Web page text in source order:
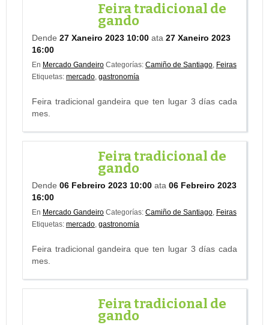
Feira tradicional de
gando
Dende 27 Xaneiro 2023 10:00 ata 27 Xaneiro 2023
16:00
En Mercado Gandeiro Categorías: Camiño de Santiago, Feiras
Etiquetas: mercado, gastronomía
Feira tradicional gandeira que ten lugar 3 días cada
mes.
Feira tradicional de
gando
Dende 06 Febreiro 2023 10:00 ata 06 Febreiro 2023
16:00
En Mercado Gandeiro Categorías: Camiño de Santiago, Feiras
Etiquetas: mercado, gastronomía
Feira tradicional gandeira que ten lugar 3 días cada
mes.
Feira tradicional de
gando